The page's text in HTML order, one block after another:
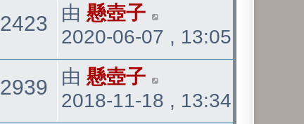
2423 觀
看
最
後
發
表
由 懸壺子
2020-06-07 , 13:05
2939 觀最
後
由 懸壺子
2018-11-18 , 13:34